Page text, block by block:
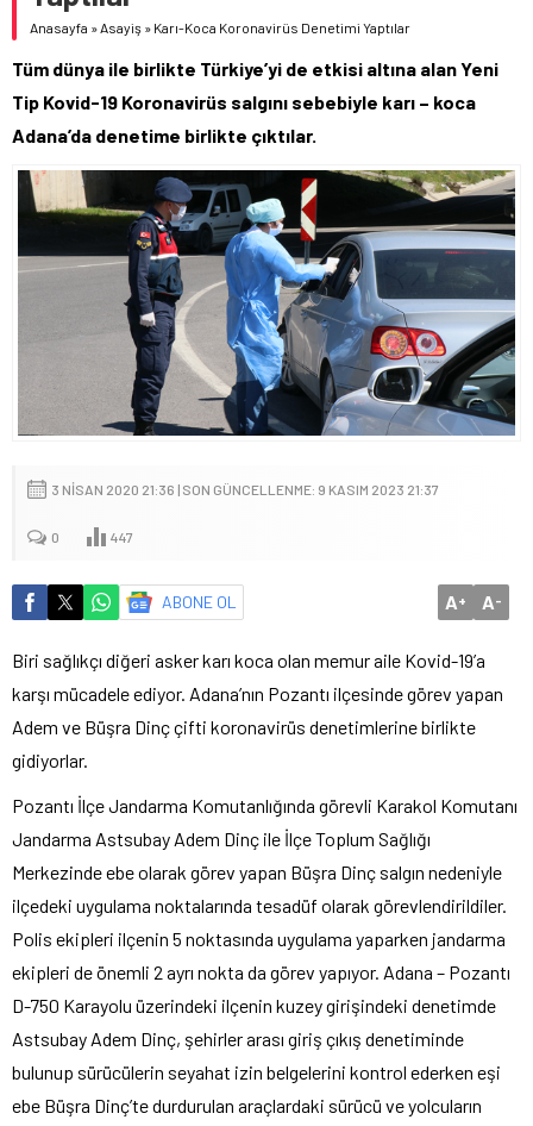
Anasayfa »Asayiş » Karı-Koca Koronavirüs Denetimi Yaptılar
Tüm dünya ile birlikte Türkiye’yi de etkisi altına alan Yeni
Tip Kovid-19 Koronavirüs salgını sebebiyle karı – koca
Adana’da denetime birlikte çıktılar.
3 NISAN 2020 21:36 | SON GÜNCELLENME: 9 KASIM 2023 21:37
0 447
ABONE OL A+ A-
Biri sağlıkçı diğeri asker karı koca olan memur aile Kovid-19’a
karşı mücadele ediyor. Adana’nın Pozantı ilçesinde görev yapan
Adem ve Büşra Dinç çifti koronavirüs denetimlerine birlikte
gidiyorlar.
Pozantı İlçe Jandarma Komutanlığında görevli Karakol Komutanı
Jandarma Astsubay Adem Dinç ile İlçe Toplum Sağlığı
Merkezinde ebe olarak görev yapan Büşra Dinç salgın nedeniyle
ilçedeki uygulama noktalarında tesadüf olarak görevlendirildiler.
Polis ekipleri ilçenin 5 noktasında uygulama yaparken jandarma
ekipleri de önemli 2 ayrı nokta da görev yapıyor. Adana – Pozantı
D-750 Karayolu üzerindeki ilçenin kuzey girişindeki denetimde
Astsubay Adem Dinç, şehirler arası giriş çıkış denetiminde
bulunup sürücülerin seyahat izin belgelerini kontrol ederken eşi
ebe Büşra Dinç’te durdurulan araçlardaki sürücü ve yolcuların